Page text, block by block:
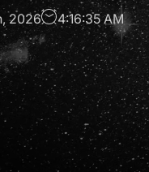
2026 4:16:35 AM